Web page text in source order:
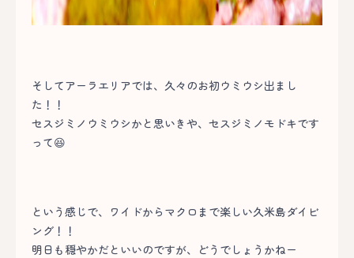
そしてアーラエリアでは、久々のお初ウミウシ出まし
た！！
セスジミノウミウシかと思いきや、セスジミノモドキです
って😆
という感じで、ワイドからマクロまで楽しい久米島ダイビ
ング！！
明日も穏やかだといいのですが、どうでしょうかねー